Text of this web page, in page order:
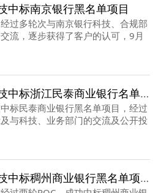
中标南京银行黑名单项目
过多轮次与南京银行科技、合规部
流，逐步获得了客户的认可，9月
西力科技中标浙江民泰商业银行名单筛查系统
标民泰商业银行黑名单项目，经过
与科技、业务部门的交流及公开投
西力科技中标稠州商业银行黑名单项目